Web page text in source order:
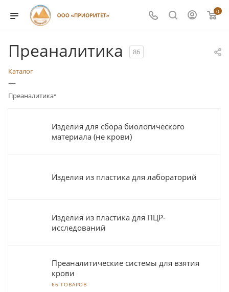
0
Преаналитика 86
Каталог
—
Преаналитика
Изделия для сбора биологического
материала (не крови)
Изделия из пластика для лабораторий
Изделия из пластика для ПЦР-
исследований
Преаналитические системы для взятия
крови
66 ТОВАРОВ